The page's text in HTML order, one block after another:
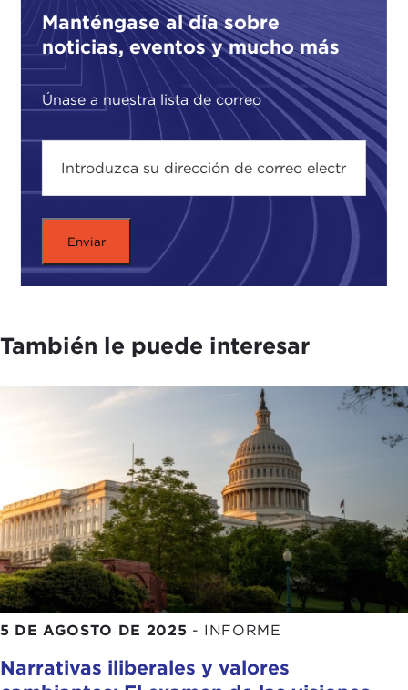
Manténgase al día sobre
noticias, eventos y mucho más
Únase a nuestra lista de correo
También le puede interesar
5 DE AGOSTO DE 2025 - INFORME
Narrativas iliberales y valores